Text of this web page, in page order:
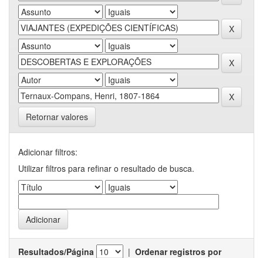
Retornar valores
Adicionar filtros:
Utilizar filtros para refinar o resultado de busca.
Resultados/Página | Ordenar registros por